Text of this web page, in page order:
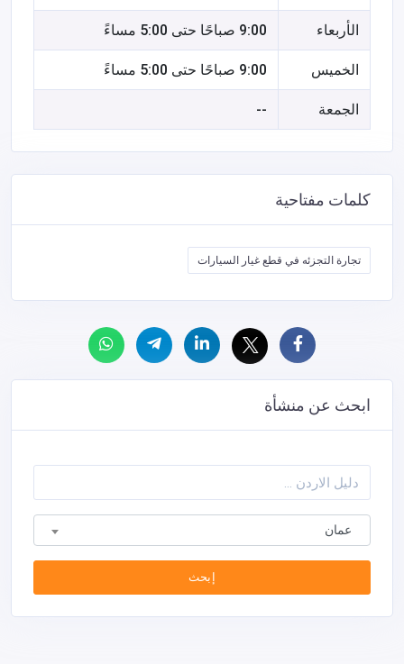
الأربعاء 9:00 صباحًا حتى 5:00 مساءً
الخميس 9:00 صباحًا حتى 5:00 مساءً
الجمعة --
كلمات مفتاحية
تجارة التجزئه في قطع غيار السيارات
ابحث عن منشأة
عمان
إبحث